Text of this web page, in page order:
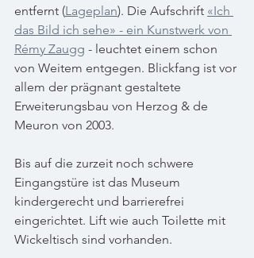
entfernt (Lageplan). Die Aufschrift «Ich
das Bild ich sehe» - ein Kunstwerk von
Rémy Zaugg - leuchtet einem schon
von Weitem entgegen. Blickfang ist vor
allem der prägnant gestaltete
Erweiterungsbau von Herzog & de
Meuron von 2003.
Bis auf die zurzeit noch schwere
Eingangstüre ist das Museum
kindergerecht und barrierefrei
eingerichtet. Lift wie auch Toilette mit
Wickeltisch sind vorhanden.